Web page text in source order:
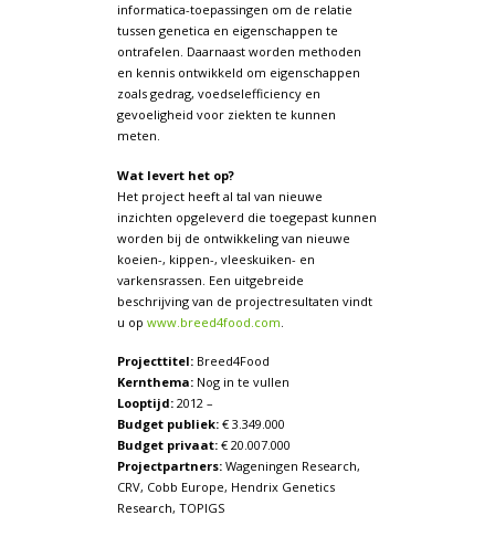
informatica-toepassingen om de relatie
tussen genetica en eigenschappen te
ontrafelen. Daarnaast worden methoden
en kennis ontwikkeld om eigenschappen
zoals gedrag, voedselefficiency en
gevoeligheid voor ziekten te kunnen
meten.
Wat levert het op?
Het project heeft al tal van nieuwe
inzichten opgeleverd die toegepast kunnen
worden bij de ontwikkeling van nieuwe
koeien-, kippen-, vleeskuiken- en
varkensrassen. Een uitgebreide
beschrijving van de projectresultaten vindt
u op www.breed4food.com
Projecttitel: Breed4Food
Kernthema: Nog in te vullen
Looptijd: 2012 –
Budget publiek: € 3.349.000
Budget privaat: € 20.007.000
Projectpartners: Wageningen Research,
CRV, Cobb Europe, Hendrix Genetics
Research, TOPIGS